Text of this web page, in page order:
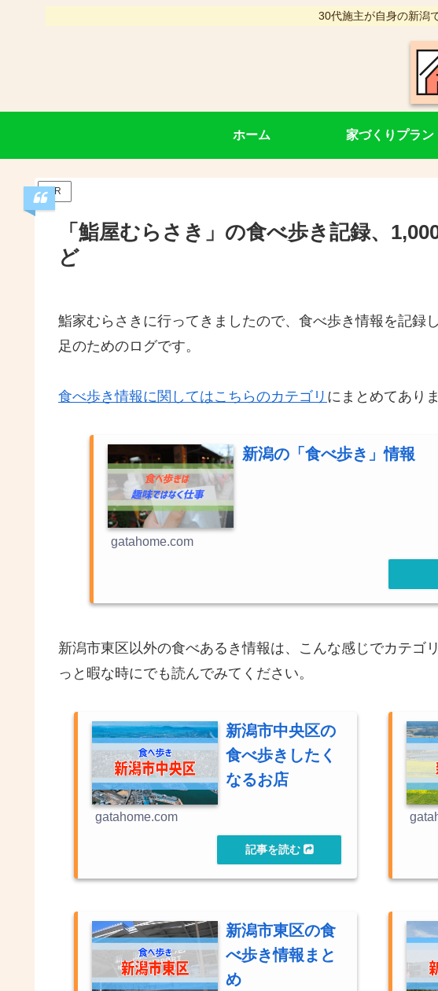
30代施主が自身の新潟
ホーム 家づくりプラン
PR
「鮨屋むらさき」の食べ歩き記録、
ど
鮨家むらさきに行ってきましたので、食べ歩き情報を記録
足のためのログです。
食べ歩き情報に関してはこちらのカテゴリ にまとめてありま
新潟の「食べ歩き」情報
gatahome.com
新潟市東区以外の食べあるき情報は、こんな感じでカテゴ
っと暇な時にでも読んでみてください。
新潟市中央区の
食べ歩きしたく
なるお店
gatahome.com
新潟市東区の食
べ歩き情報まと
め